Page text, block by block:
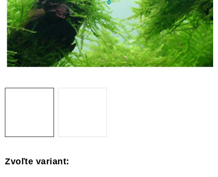
DEKORÁCIE
KREVETKY